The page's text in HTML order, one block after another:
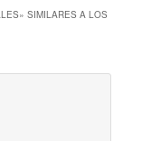
SIMILARES A LOS